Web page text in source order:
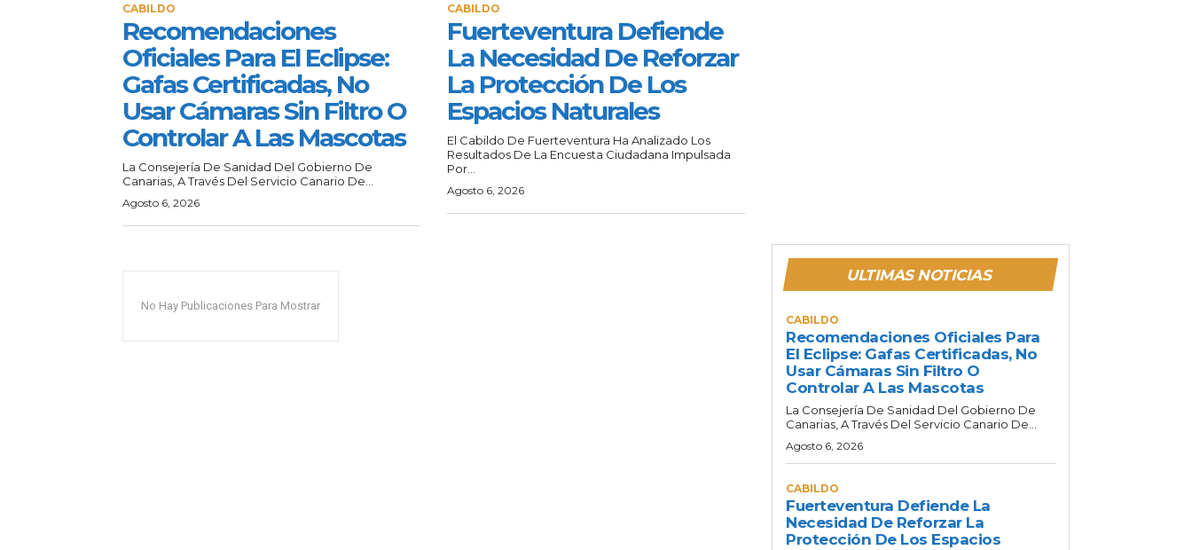
CABILDO
Recomendaciones
Oficiales Para El Eclipse:
Gafas Certificadas, No
Usar Cámaras Sin Filtro O
Controlar A Las Mascotas
La Consejería De Sanidad Del Gobierno De
Canarias, A Través Del Servicio Canario De...
Agosto 6, 2026
CABILDO
Fuerteventura Defiende
La Necesidad De Reforzar
La Protección De Los
Espacios Naturales
El Cabildo De Fuerteventura Ha Analizado Los
Resultados De La Encuesta Ciudadana Impulsada
Por...
Agosto 6, 2026
No Hay Publicaciones Para Mostrar
ULTIMAS NOTICIAS
CABILDO
Recomendaciones Oficiales Para
El Eclipse: Gafas Certificadas, No
Usar Cámaras Sin Filtro O
Controlar A Las Mascotas
La Consejería De Sanidad Del Gobierno De
Canarias, A Través Del Servicio Canario De...
Agosto 6, 2026
CABILDO
Fuerteventura Defiende La
Necesidad De Reforzar La
Protección De Los Espacios